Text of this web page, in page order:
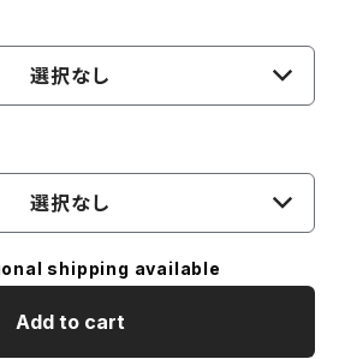
選択なし
選択なし
shipping available
Add to cart